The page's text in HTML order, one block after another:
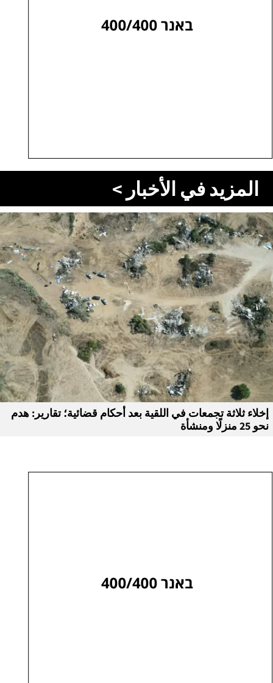
المزيد في الأخبار >
إخلاء ثلاثة تجمعات في اللقية بعد أحكام قضائية؛ تقارير: هدم
نحو 25 منزلًا ومنشأة